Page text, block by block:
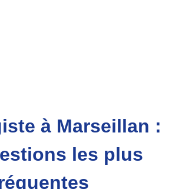
à Marseillan :
les plus